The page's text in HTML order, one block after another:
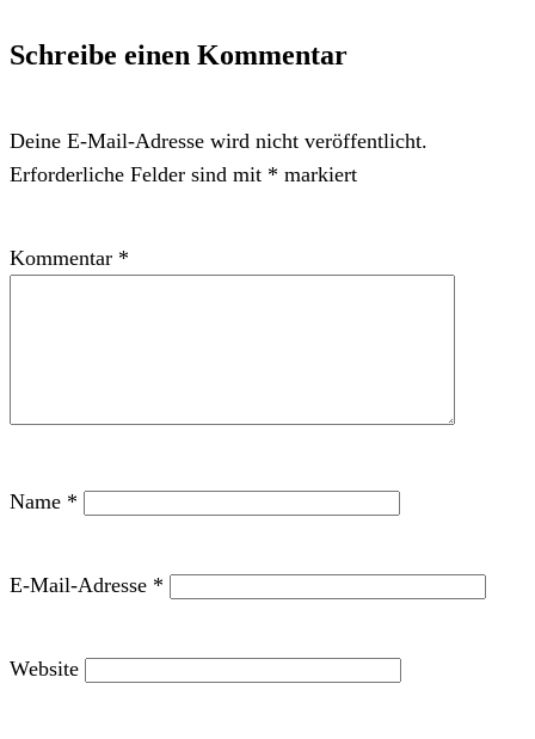
Schreibe einen Kommentar
Deine E-Mail-Adresse wird nicht veröffentlicht.
Erforderliche Felder sind mit * markiert
Kommentar *
Name *
E-Mail-Adresse *
Website